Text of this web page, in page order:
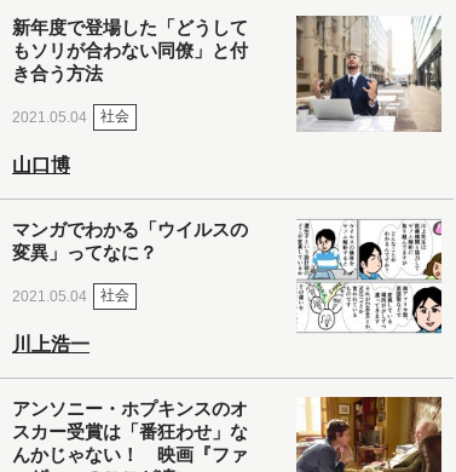
新年度で登場した「どうして
もソリが合わない同僚」と付
き合う方法
2021.05.04 社会
山口博
マンガでわかる「ウイルスの
変異」ってなに？
2021.05.04 社会
川上浩一
アンソニー・ホプキンスのオ
スカー受賞は「番狂わせ」な
んかじゃない！ 映画『ファ